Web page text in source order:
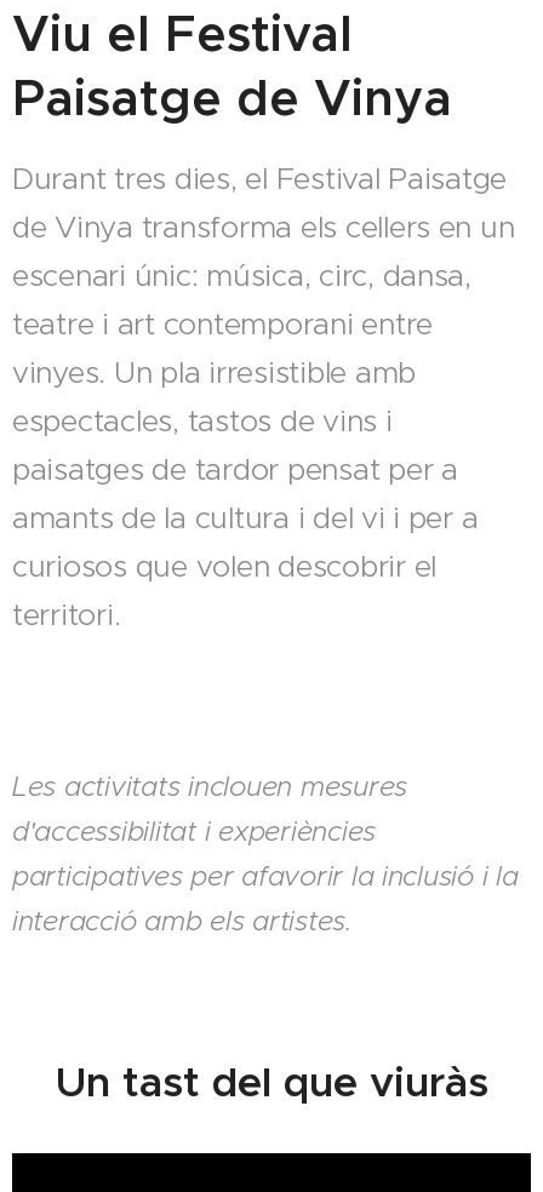
Viu el Festival
Paisatge de Vinya
Durant tres dies, el Festival Paisatge
de Vinya transforma els cellers en un
escenari únic: música, circ, dansa,
teatre i art contemporani entre
vinyes. Un pla irresistible amb
espectacles, tastos de vins i
paisatges de tardor pensat per a
amants de la cultura i del vi i per a
curiosos que volen descobrir el
territori.
Les activitats inclouen mesures
d'accessibilitat i experiències
participatives per afavorir la inclusió i la
interacció amb els artistes.
Un tast del que viuràs